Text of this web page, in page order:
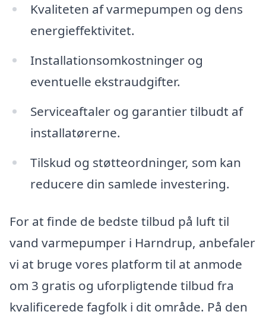
Kvaliteten af varmepumpen og dens
energieffektivitet.
Installationsomkostninger og
eventuelle ekstraudgifter.
Serviceaftaler og garantier tilbudt af
installatørerne.
Tilskud og støtteordninger, som kan
reducere din samlede investering.
For at finde de bedste tilbud på luft til
vand varmepumper i Harndrup, anbefaler
vi at bruge vores platform til at anmode
om 3 gratis og uforpligtende tilbud fra
kvalificerede fagfolk i dit område. På den